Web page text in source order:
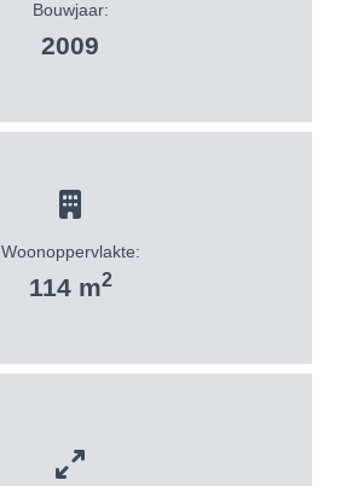
Bouwjaar:
2009
Woonoppervlakte:
114 m2